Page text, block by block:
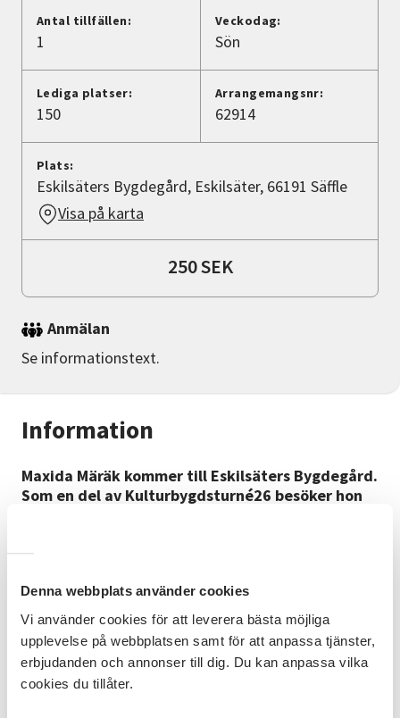
Denna webbplats använder cookies
Vi använder cookies för att leverera bästa möjliga
upplevelse på webbplatsen samt för att anpassa tjänster,
erbjudanden och annonser till dig. Du kan anpassa vilka
cookies du tillåter.
Lyssna
Information
Maxida Märäk kommer till Eskilsäters Bygdegård.
Som en del av Kulturbygdsturné26 besöker hon
konsert fylld med sång, jojk och berättelser - i en
Biljetter
Biljettpris 250 kr. Boka biljetter genom att ringa 070-
332 30 48 eller 070-522 14 45.
Antal tillfällen:
1
Veckodag:
Sön
Lediga platser:
150
Arrangemangsnr:
62914
Plats:
Eskilsäters Bygdegård, Eskilsäter, 66191 Säffle
Visa på karta
250 SEK
Anmälan
Se informationstext.